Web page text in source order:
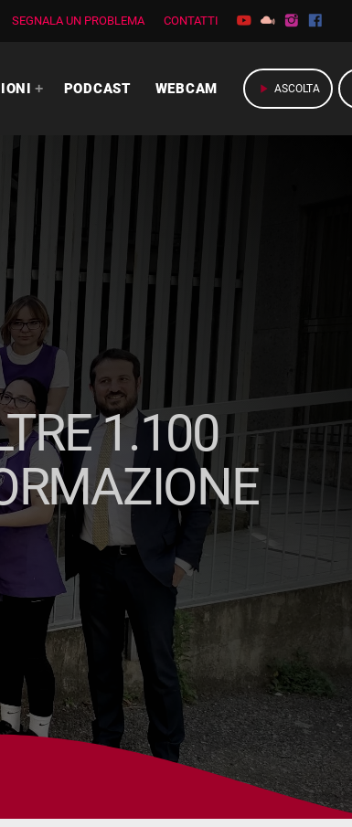
SEGNALA UN PROBLEMA CONTATTI
PODCAST WEBCAM play_arrow ASCOLTA
1.100